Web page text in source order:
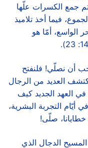
تم جمع الكسرات علّها
فيما أخذ تلاميذ
الواسع، أمّا هو
أن نصلّي! فلنفتح
العديد من الرجال
في العهد الجديد كيف
أيّام التجربة البشرية،
صلّى!
الدجال الذي